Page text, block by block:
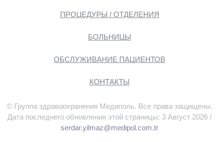
ПРОЦЕДУРЫ / ОТДЕЛЕНИЯ
БОЛЬНИЦЫ
ОБСЛУЖИВАНИЕ ПАЦИЕНТОВ
КОНТАКТЫ
© Группа здравоохранения Медиполь. Все права защищены.
Дата последнего обновления этой страницы: 3 Август 2026 /
serdar.yilmaz@medipol.com.tr